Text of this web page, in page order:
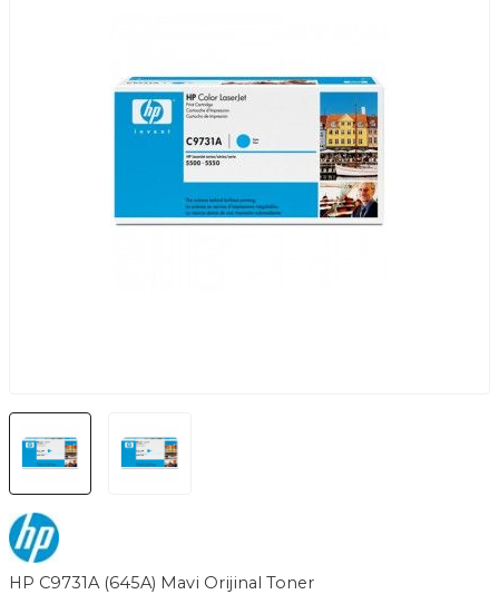
HP C9731A (645A) Mavi Orijinal Toner